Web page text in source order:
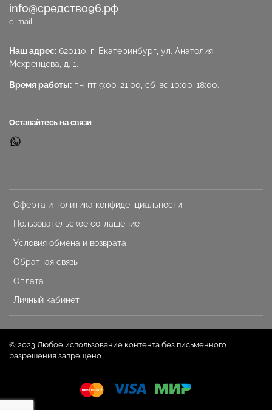
Оферта и политика конфиденциальности
Пользовательское соглашение
Условия обмена и возврата
Обратная связь
Оплата
Личный кабинет
info@средство96.рф
e-mail
Наш адрес: 620110, г. Екатеринбург, ул. Анатолия
Мехренцева, д. 1.
Время работы: пн-пт 9:00-21:00, сб-вс 10:00-18:00.
Оставайтесь на связи
© 2023 Любое использование контента без письменного
разрешения запрещено